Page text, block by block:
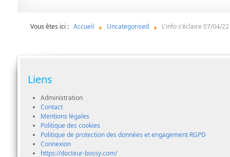
Vous êtes ici : Accueil Uncategorised L'info s'éclaire 07/04/
Liens
Administration
Contact
Mentions légales
Politique des cookies
Politique de protection des données et engagement RGPD
Connexion
https://docteur-bossy.com/